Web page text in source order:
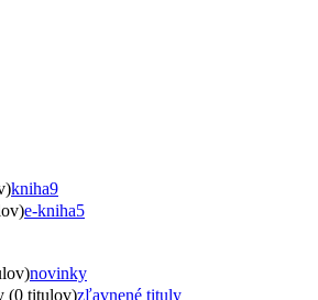
kniha9
e-kniha5
novinky
(0 titulov)zľavnené tituly